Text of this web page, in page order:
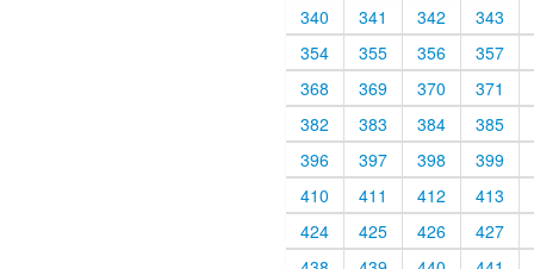
340
341 342
343
354
355 356
357
368
369 370
371
382
383 384
385
396
397 398
399
410
411 412
413
424
425 426
427